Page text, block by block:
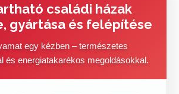
családi házak
gyártása és felépítése
egy kézben – természetes
és energiatakarékos megoldásokkal.